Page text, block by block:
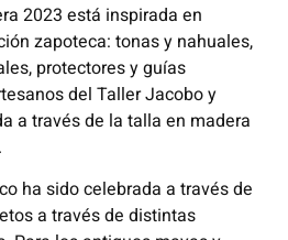
2023 está inspirada en
zapoteca: tonas y nahuales,
protectores y guías
del Taller Jacobo y
a través de la talla en madera
ha sido celebrada a través de
a través de distintas